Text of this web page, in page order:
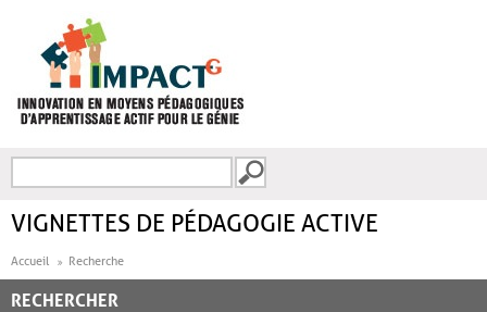
FORMULAIRE DE
VIGNETTES DE PÉDAGOGIE ACTIVE
Accueil Recherche
RECHERCHER